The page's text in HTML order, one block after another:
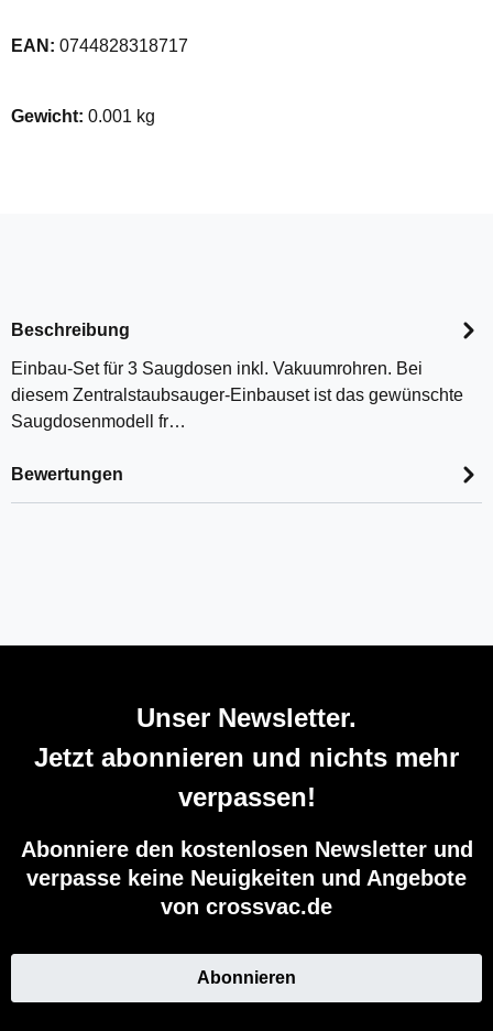
EAN: 0744828318717
Gewicht: 0.001 kg
Beschreibung
Einbau-Set für 3 Saugdosen inkl. Vakuumrohren. Bei
diesem Zentralstaubsauger-Einbauset ist das gewünschte
Saugdosenmodell fr…
Bewertungen
Unser Newsletter.
Jetzt abonnieren und nichts mehr
verpassen!
Abonniere den kostenlosen Newsletter und
verpasse keine Neuigkeiten und Angebote
von crossvac.de
Abonnieren